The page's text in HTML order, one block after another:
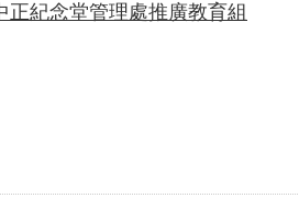
正紀念堂管理處推廣教育組